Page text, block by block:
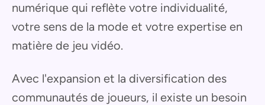
numérique qui reflète votre individualité,
votre sens de la mode et votre expertise en
matière de jeu vidéo.
Avec l'expansion et la diversification des
communautés de joueurs, il existe un besoin